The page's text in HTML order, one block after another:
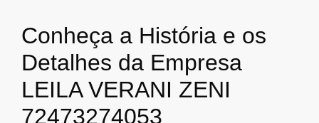
Conheça a História e os
Detalhes da Empresa
LEILA VERANI ZENI
72473274053